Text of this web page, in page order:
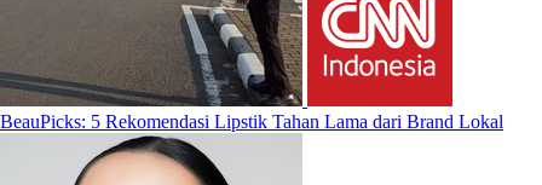
BeauPicks: 5 Rekomendasi Lipstik Tahan Lama dari Brand Lokal